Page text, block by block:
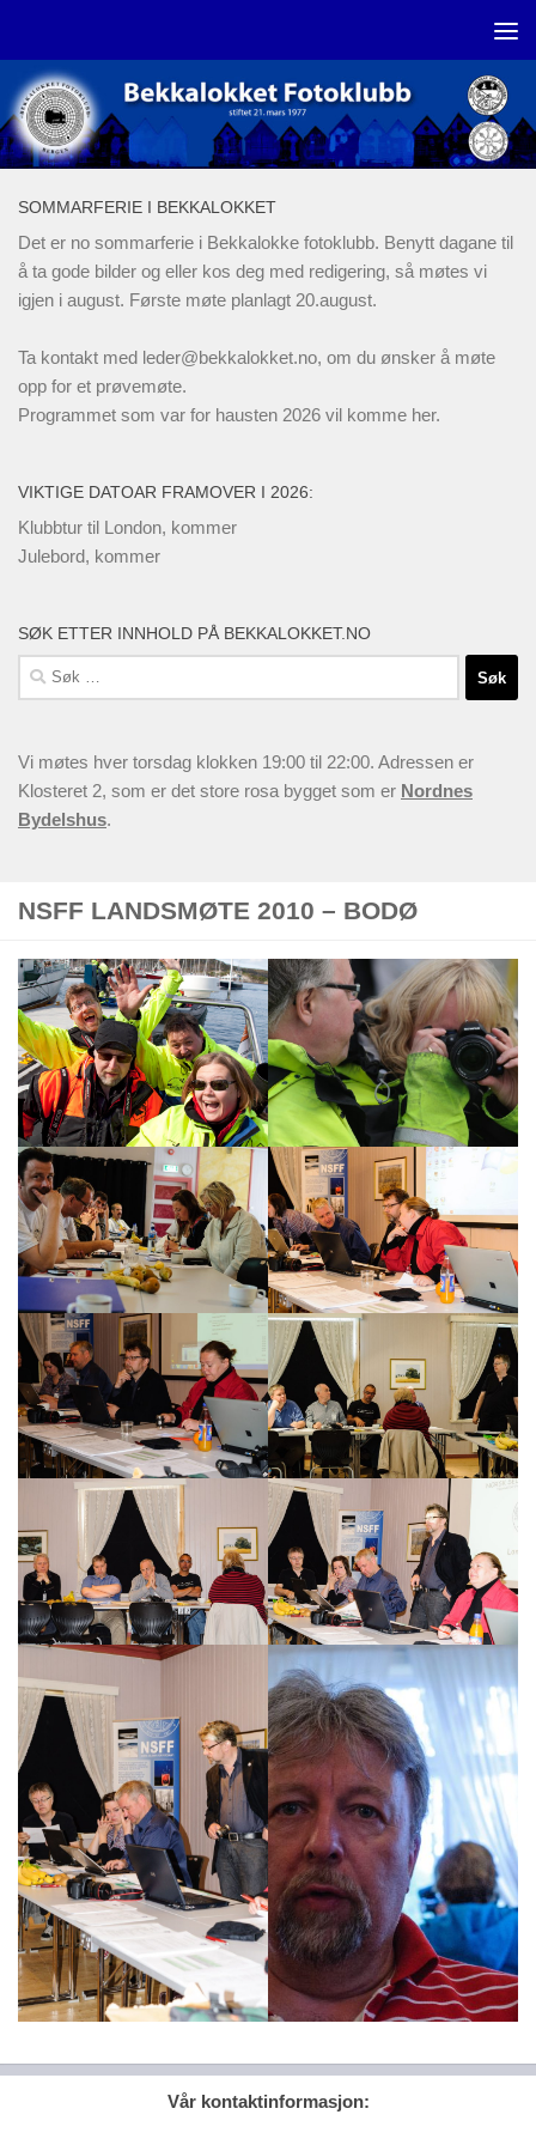
NSFF LANDSMØTE 2010 – BODØ
SOMMARFERIE I BEKKALOKKET
Det er no sommarferie i Bekkalokke fotoklubb. Benytt dagane til
å ta gode bilder og eller kos deg med redigering, så møtes vi
igjen i august. Første møte planlagt 20.august.
Ta kontakt med leder@bekkalokket.no, om du ønsker å møte
opp for et prøvemøte.
Programmet som var for hausten 2026 vil komme her.
VIKTIGE DATOAR FRAMOVER I 2026:
Klubbtur til London, kommer
Julebord, kommer
SØK ETTER INNHOLD PÅ BEKKALOKKET.NO
Søk
etter:
Vi møtes hver torsdag klokken 19:00 til 22:00. Adressen er
Klosteret 2, som er det store rosa bygget som er Nordnes
Bydelshus.
Vår kontaktinformasjon: